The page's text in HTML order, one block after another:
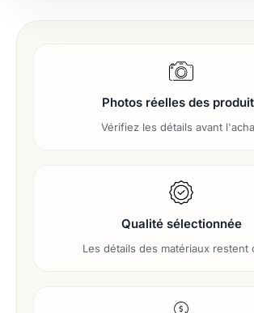
Photos réelles des
Vérifiez les détails avant
Qualité sélectionnée
Les détails des matériaux restent